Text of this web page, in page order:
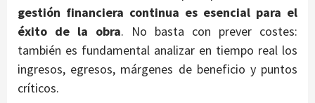
gestión financiera continua es esencial para el
éxito de la obra. No basta con prever costes:
también es fundamental analizar en tiempo real los
ingresos, egresos, márgenes de beneficio y puntos
críticos.